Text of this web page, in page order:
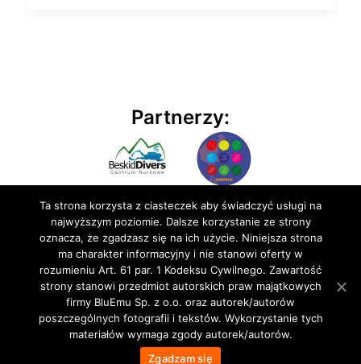
Partnerzy:
© 2020 BluEmu sp. z o.o. Wszelkie prawa zastrzeżone
Ta strona korzysta z ciasteczek aby świadczyć usługi na
najwyższym poziomie. Dalsze korzystanie ze strony
oznacza, że zgadzasz się na ich użycie. Niniejsza strona
ma charakter informacyjny i nie stanowi oferty w
rozumieniu Art. 61 par. 1 Kodeksu Cywilnego. Zawartość
strony stanowi przedmiot autorskich praw majątkowych
firmy BluEmu Sp. z o.o. oraz autorek/autorów
poszczególnych fotografii i tekstów. Wykorzystanie tych
materiałów wymaga zgody autorek/autorów.
Zgadzam się